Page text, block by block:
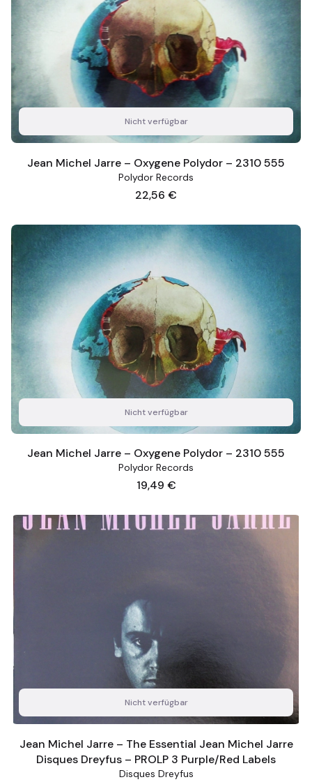
Nicht verfügbar
Jean Michel Jarre – Oxygene Polydor – 2310 555
Polydor Records
Preis
22,56 €
Nicht verfügbar
Jean Michel Jarre – Oxygene Polydor – 2310 555
Polydor Records
Preis
19,49 €
Nicht verfügbar
Jean Michel Jarre – The Essential Jean Michel Jarre
Disques Dreyfus – PROLP 3 Purple/Red Labels
Disques Dreyfus